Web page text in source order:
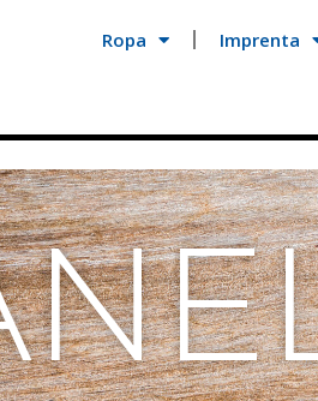
Ropa Imprenta